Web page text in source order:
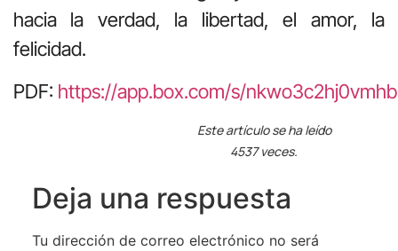
hacia la verdad, la libertad, el amor, la
felicidad.
PDF: https://app.box.com/s/
Este artículo se ha leído
4537 veces.
Deja una respuesta
Tu dirección de correo electrónico no será